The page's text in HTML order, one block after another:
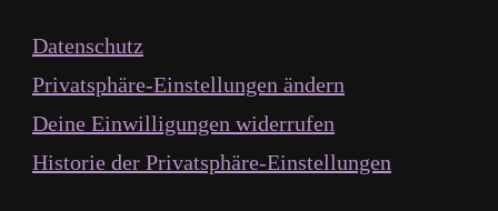
Datenschutz
Privatsphäre-Einstellungen ändern
Deine Einwilligungen widerrufen
Historie der Privatsphäre-Einstellungen